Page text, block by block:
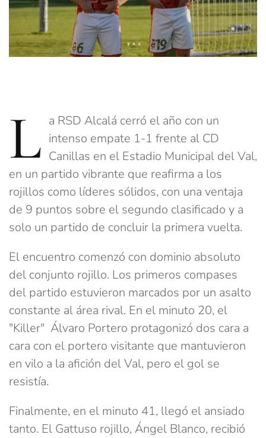
L a RSD Alcalá cerró el año con un
intenso empate 1-1 frente al CD
Canillas en el Estadio Municipal del Val,
en un partido vibrante que reafirma a los
rojillos como líderes sólidos, con una ventaja
de 9 puntos sobre el segundo clasificado y a
solo un partido de concluir la primera vuelta.
El encuentro comenzó con dominio absoluto
del conjunto rojillo. Los primeros compases
del partido estuvieron marcados por un asalto
constante al área rival. En el minuto 20, el
"Killer" Álvaro Portero protagonizó dos cara a
cara con el portero visitante que mantuvieron
en vilo a la afición del Val, pero el gol se
resistía.
Finalmente, en el minuto 41, llegó el ansiado
tanto. El Gattuso rojillo, Ángel Blanco, recibió